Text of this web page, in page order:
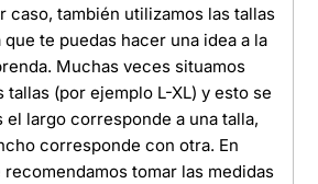
caso, también utilizamos las tallas
te puedas hacer una idea a la
Muchas veces situamos
tallas (por ejemplo L-XL) y esto se
el largo corresponde a una talla,
corresponde con otra. En
tomar las medidas